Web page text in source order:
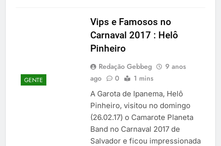
GENTE
Vips e Famosos no
Carnaval 2017 : Helô
Pinheiro
Redação Gebbeg
9 anos
ago
0 1 mins
A Garota de Ipanema, Helô
Pinheiro, visitou no domingo
(26.02.17) o Camarote Planeta
Band no Carnaval 2017 de
Salvador e ficou impressionada